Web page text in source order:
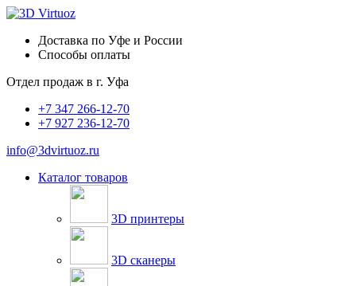
Доставка по Уфе и России
Способы оплаты
Отдел продаж в г. Уфа
+7 347 266-12-70
+7 927 236-12-70
info@3dvirtuoz.ru
Каталог товаров
3D принтеры
3D сканеры